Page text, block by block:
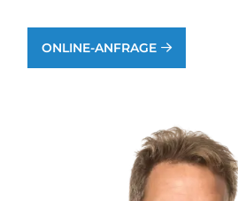
ONLINE-ANFRAGE